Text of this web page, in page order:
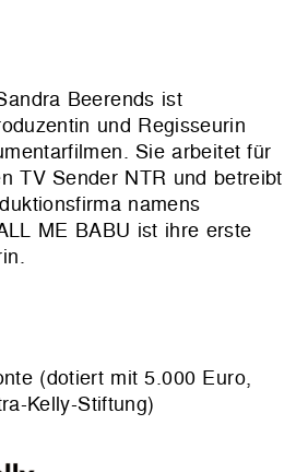
Beerends ist
und Regisseurin
Sie arbeitet für
TV Sender NTR und betreibt
namens
ME BABU ist ihre erste
(dotiert mit 5.000 Euro,
Kelly-Stiftung)